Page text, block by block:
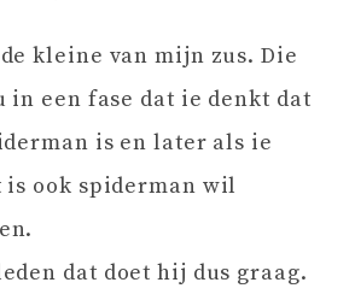
kleine van mijn zus. Die
in een fase dat ie denkt dat
is en later als ie
is ook spiderman wil
dat doet hij dus graag.